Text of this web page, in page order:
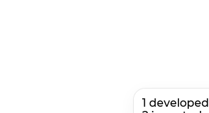
1 developed